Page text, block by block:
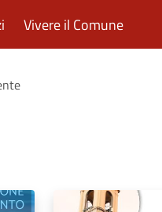
Vivere il Comune